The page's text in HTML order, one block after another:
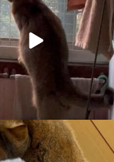
9月 16
utatane_taxi